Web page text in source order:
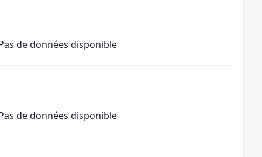
de données disponible
de données disponible